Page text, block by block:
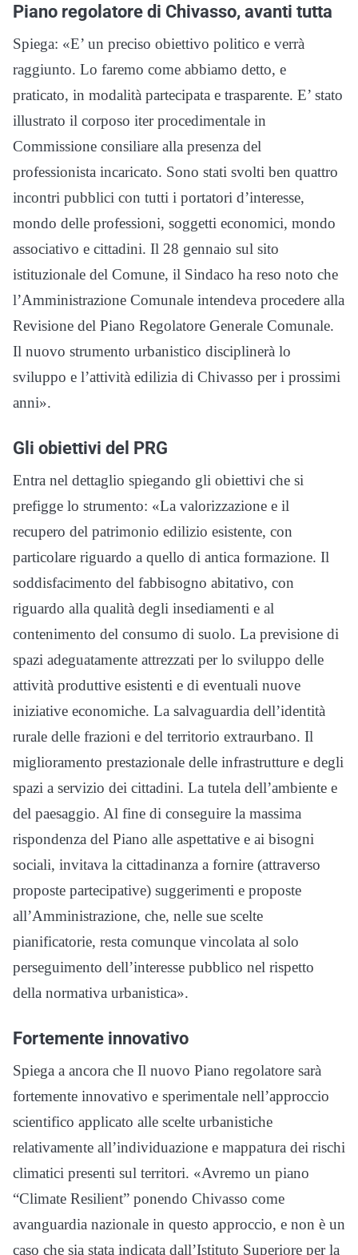
Piano regolatore di Chivasso, avanti tutta
Spiega: «E’ un preciso obiettivo politico e verrà
raggiunto. Lo faremo come abbiamo detto, e
praticato, in modalità partecipata e trasparente. E’ stato
illustrato il corposo iter procedimentale in
Commissione consiliare alla presenza del
professionista incaricato. Sono stati svolti ben quattro
incontri pubblici con tutti i portatori d’interesse,
mondo delle professioni, soggetti economici, mondo
associativo e cittadini. Il 28 gennaio sul sito
istituzionale del Comune, il Sindaco ha reso noto che
l’Amministrazione Comunale intendeva procedere alla
Revisione del Piano Regolatore Generale Comunale.
Il nuovo strumento urbanistico disciplinerà lo
sviluppo e l’attività edilizia di Chivasso per i prossimi
anni».
Gli obiettivi del PRG
Entra nel dettaglio spiegando gli obiettivi che si
prefigge lo strumento: «La valorizzazione e il
recupero del patrimonio edilizio esistente, con
particolare riguardo a quello di antica formazione. Il
soddisfacimento del fabbisogno abitativo, con
riguardo alla qualità degli insediamenti e al
contenimento del consumo di suolo. La previsione di
spazi adeguatamente attrezzati per lo sviluppo delle
attività produttive esistenti e di eventuali nuove
iniziative economiche. La salvaguardia dell’identità
rurale delle frazioni e del territorio extraurbano. Il
miglioramento prestazionale delle infrastrutture e degli
spazi a servizio dei cittadini. La tutela dell’ambiente e
del paesaggio. Al fine di conseguire la massima
rispondenza del Piano alle aspettative e ai bisogni
sociali, invitava la cittadinanza a fornire (attraverso
proposte partecipative) suggerimenti e proposte
all’Amministrazione, che, nelle sue scelte
pianificatorie, resta comunque vincolata al solo
perseguimento dell’interesse pubblico nel rispetto
della normativa urbanistica».
Fortemente innovativo
Spiega a ancora che Il nuovo Piano regolatore sarà
fortemente innovativo e sperimentale nell’approccio
scientifico applicato alle scelte urbanistiche
relativamente all’individuazione e mappatura dei rischi
climatici presenti sul territori. «Avremo un piano
“Climate Resilient” ponendo Chivasso come
avanguardia nazionale in questo approccio, e non è un
caso che sia stata indicata dall’Istituto Superiore per la